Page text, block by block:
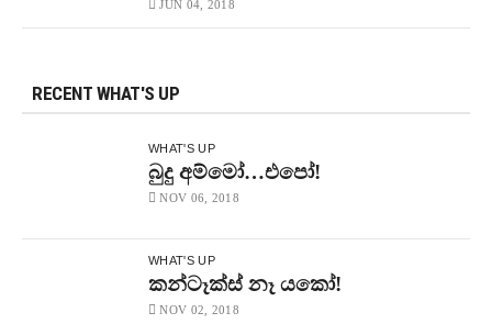
JUN 04, 2018
RECENT WHAT'S UP
WHAT'S UP
බුදු අම්මෝ…එපෝ!
NOV 06, 2018
WHAT'S UP
කන්ටෑක්ස් නෑ යකෝ!
NOV 02, 2018